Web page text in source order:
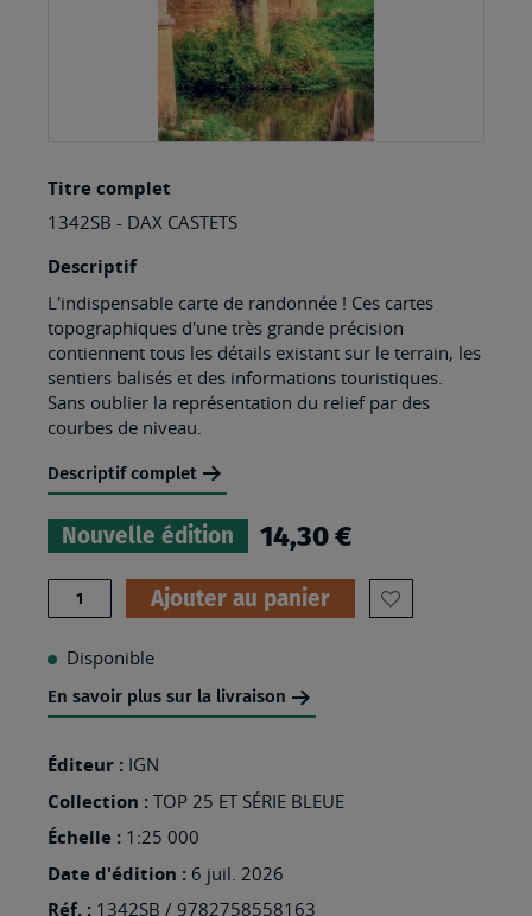
to
the
beginning
of
the
images
gallery
Titre complet
1342SB - DAX CASTETS
Descriptif
L'indispensable carte de randonnée ! Ces cartes
topographiques d'une très grande précision
contiennent tous les détails existant sur le terrain, les
sentiers balisés et des informations touristiques.
Sans oublier la représentation du relief par des
courbes de niveau.
Descriptif complet
Nouvelle édition 14,30 €
Quantité Ajouter au panier
AJOUTER
Disponible
En savoir plus sur la livraison
Éditeur : IGN
Collection : TOP 25 ET SÉRIE BLEUE
Échelle : 1:25 000
Date d'édition : 6 juil. 2026
Réf. : 1342SB / 9782758558163